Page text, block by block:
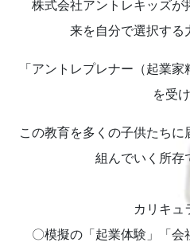
株式会社アントレキッズが
来を自分で選択する
「アントレプレナー（起業
を受け
この教育を多くの子供たち
組んでいく所存
カリキュ
〇模擬の「起業体験」「会